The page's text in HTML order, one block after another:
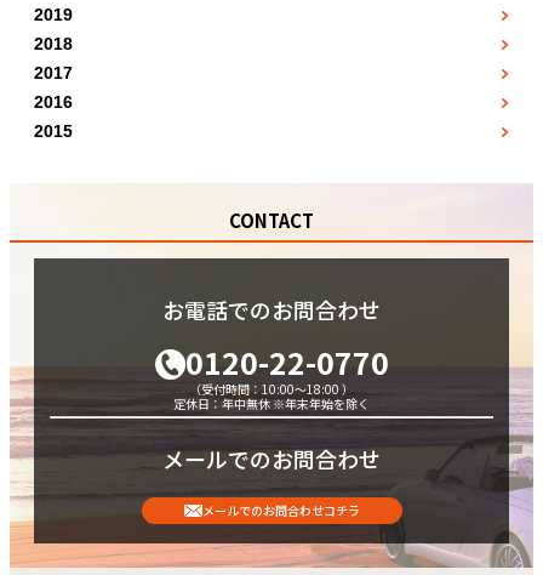
6月
7月
8月
●5月
6月
7月
8月
10月
12月
●4月
●5月
6月
7月
9月
11月
●3月
●4月
●5月
6月
7月
●10月
●8月
●9月
●10月
●11月
12月
●5月
●12月
2019
●10月
●11月
●12月
2018
●1月
●2月
●3月
●9月
2017
●1月
●2月
●10月
2016
●5月
10月
12月
2015
11月
CONTACT
お電話でのお問合わせ
0120-22-0770
（受付時間：10:00～18:00 ）
定休日：年中無休 ※年末年始を除く
メールでのお問合わせ
メールでのお問合わせコチラ